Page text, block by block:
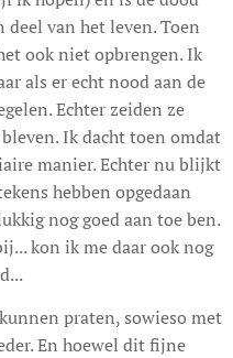
deel van het leven. Toen
ook niet opbrengen. Ik
als er echt nood aan de
Echter zeiden ze
Ik dacht toen omdat
manier. Echter nu blijkt
hebben opgedaan
nog goed aan toe ben.
kon ik me daar ook nog
praten, sowieso met
En hoewel dit fijne